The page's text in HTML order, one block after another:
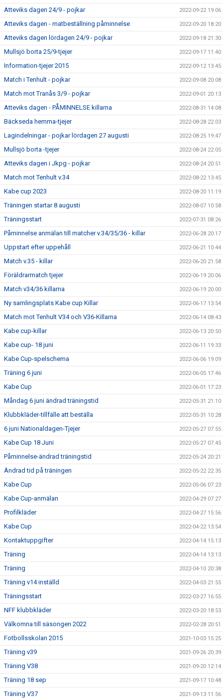
Atteviks dagen 24/9 - pojkar 2022-09-22 19:06
Atteviks dagen - matbeställning påminnelse 2022-09-20 18:20
Atteviks dagen lördagen 24/9 - pojkar 2022-09-18 21:30
Mullsjö borta 25/9-tjejer 2022-09-17 11:40
Information-tjejer 2015 2022-09-12 13:45
Match i Tenhult - pojkar 2022-09-08 20:08
Match mot Tranås 3/9 - pojkar 2022-09-01 20:13
Atteviks dagen - PÅMINNELSE killarna 2022-08-31 14:08
Bäckseda hemma-tjejer 2022-08-28 22:03
Lagindelningar - pojkar lördagen 27 augusti 2022-08-25 19:47
Mullsjö borta -tjejer 2022-08-24 22:05
Atteviks dagen i Jkpg - pojkar 2022-08-24 20:51
Match mot Tenhult v.34 2022-08-22 13:45
Kabe cup 2023 2022-08-20 11:19
Träningen startar 8 augusti 2022-08-07 10:58
Träningsstart 2022-07-31 08:26
Påminnelse anmälan till matcher v.34/35/36 - killar 2022-06-28 20:17
Uppstart efter uppehåll 2022-06-21 10:44
Match v.35 - killar 2022-06-20 21:58
Föräldrarmatch tjejer 2022-06-19 20:06
Match v34/36 killarna 2022-06-19 20:00
Ny samlingsplats Kabe cup Killar 2022-06-17 13:54
Match mot Tenhult V34 och V36-Killarna 2022-06-14 08:43
Kabe cup-killar 2022-06-13 20:50
Kabe cup- 18 juni 2022-06-11 19:33
Kabe Cup-spelschema 2022-06-06 19:09
Träning 6 juni 2022-06-05 17:46
Kabe Cup 2022-06-01 17:23
Måndag 6 juni ändrad träningstid 2022-05-31 21:10
Klubbkläder-tillfälle att beställa 2022-05-31 10:28
6 juni Nationaldagen-Tjejer 2022-05-27 07:55
Kabe Cup 18 Juni 2022-05-27 07:45
Påminnelse-ändrad träningstid 2022-05-24 20:21
Ändrad tid på träningen 2022-05-22 22:35
Kabe Cup 2022-05-06 07:23
Kabe Cup-anmälan 2022-04-29 07:27
Profilkläder 2022-04-27 15:56
Kabe Cup 2022-04-22 13:54
Kontaktuppgifter 2022-04-14 15:13
Träning 2022-04-14 13:13
Träning 2022-04-10 20:38
Träning v14 inställd 2022-04-03 21:55
Träningsstart 2022-03-27 16:55
NFF klubbkläder 2022-03-20 18:53
Välkomna till säsongen 2022 2022-02-28 20:51
Fotbollsskolan 2015 2021-10-03 15:25
Träning v39 2021-09-26 20:39
Träning V38 2021-09-20 12:14
Träning 18 sep 2021-09-17 10:48
Träning V37 2021-09-13 11:56